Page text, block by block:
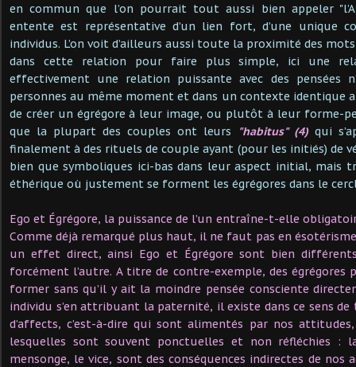
en commun que l’on pourrait tout aussi bien appeler
entente est représentative d’un lien fort, d’une unique
individus. L’on voit d’ailleurs aussi toute la proximité des
dans cette relation pour faire plus simple, ici une
effectivement une relation puissante avec des pensées
personnes au même moment et dans un contexte
de créer un égrégore à leur image, ou plutôt à leur forme-
que la plupart des couples ont leurs
"habitus" (4)qui
finalement à des rituels de couple ayant (pour les initiés) de
bien que symboliques ici-bas dans leur aspect initial, mais
éthérique où justement se forment les égrégores dans le
Ego et Égrégore, la puissance de l’un entraîne-t-elle
Comme déjà remarqué plus haut, il ne faut pas en
un effet direct, ainsi Ego et Égrégore sont bien
forcément l’autre. A titre de contre-exemple, des égrégores
former sans qu’il y ait la moindre pensée consciente
individu s’en attribuant la paternité, il existe dans ce sens de
d’affects, c’est-à-dire qui sont alimentés par nos
lesquelles sont souvent ponctuelles et non réfléchies :
mensonge, le vice, sont des conséquences indirectes de nos